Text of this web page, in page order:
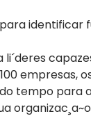
identificar
empresas,
tempo